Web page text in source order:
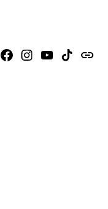
Faceboook
Instagram
YoutubeTiktokissuu